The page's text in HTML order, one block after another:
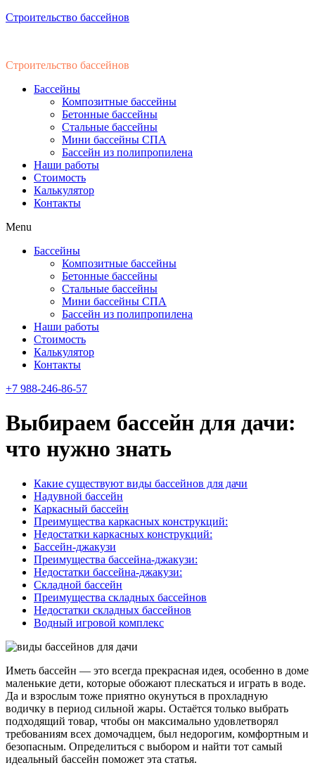
Строительство бассейнов
Строительство бассейнов
Бассейны
Композитные бассейны
Бетонные бассейны
Стальные бассейны
Мини бассейны СПА
Бассейн из полипропилена
Наши работы
Стоимость
Калькулятор
Контакты
Menu
Бассейны
Композитные бассейны
Бетонные бассейны
Стальные бассейны
Мини бассейны СПА
Бассейн из полипропилена
Наши работы
Стоимость
Калькулятор
Контакты
+7 988-246-86-57
Выбираем бассейн для дачи:
что нужно знать
Какие существуют виды бассейнов для дачи
Надувной бассейн
Каркасный бассейн
Преимущества каркасных конструкций:
Недостатки каркасных конструкций:
Бассейн-джакузи
Преимущества бассейна-джакузи:
Недостатки бассейна-джакузи:
Складной бассейн
Преимущества складных бассейнов
Недостатки складных бассейнов
Водный игровой комплекс
Иметь бассейн — это всегда прекрасная идея, особенно в доме
маленькие дети, которые обожают плескаться и играть в воде.
Да и взрослым тоже приятно окунуться в прохладную
водичку в период сильной жары. Остаётся только выбрать
подходящий товар, чтобы он максимально удовлетворял
требованиям всех домочадцем, был недорогим, комфортным и
безопасным. Определиться с выбором и найти тот самый
идеальный бассейн поможет эта статья.